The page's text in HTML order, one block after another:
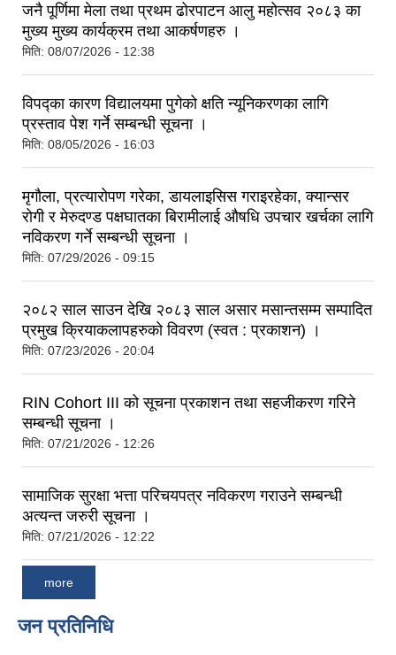
जनै पूर्णिमा मेला तथा प्रथम ढोरपाटन आलु महोत्सव २०८३ का
मुख्य मुख्य कार्यक्रम तथा आकर्षणहरु ।
मिति: 08/07/2026 - 12:38
विपद्का कारण विद्यालयमा पुगेको क्षति न्यूनिकरणका लागि
प्रस्ताव पेश गर्ने सम्बन्धी सूचना ।
मिति: 08/05/2026 - 16:03
मृगौला, प्रत्यारोपण गरेका, डायलाइसिस गराइरहेका, क्यान्सर
रोगी र मेरुदण्ड पक्षघातका बिरामीलाई औषधि उपचार खर्चका लागि
नविकरण गर्ने सम्बन्धी सूचना ।
मिति: 07/29/2026 - 09:15
२०८२ साल साउन देखि २०८३ साल असार मसान्तसम्म सम्पादित
प्रमुख क्रियाकलापहरुको विवरण (स्वत : प्रकाशन) ।
मिति: 07/23/2026 - 20:04
RIN Cohort III को सूचना प्रकाशन तथा सहजीकरण गरिने
सम्बन्धी सूचना ।
मिति: 07/21/2026 - 12:26
सामाजिक सुरक्षा भत्ता परिचयपत्र नविकरण गराउने सम्बन्धी
अत्यन्त जरुरी सूचना ।
मिति: 07/21/2026 - 12:22
more
जन प्रतिनिधि